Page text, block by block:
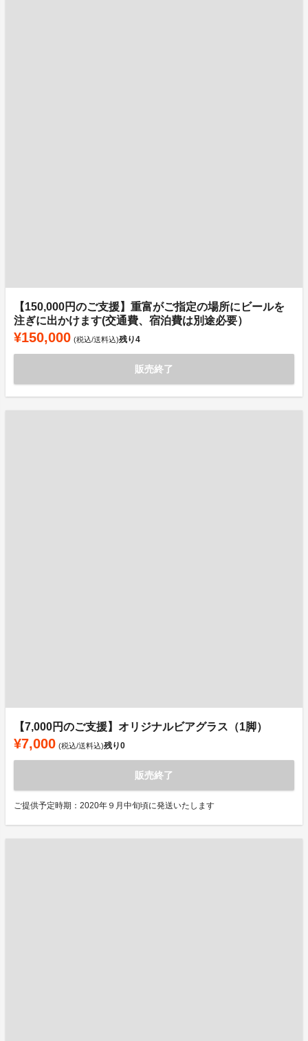
【150,000円のご支援】重富がご指定の場所にビールを
注ぎに出かけます(交通費、宿泊費は別途必要）
¥150,000 (税込/送料込)残り4
販売終了
【7,000円のご支援】オリジナルビアグラス（1脚）
¥7,000 (税込/送料込)残り0
販売終了
ご提供予定時期：2020年９月中旬頃に発送いたします